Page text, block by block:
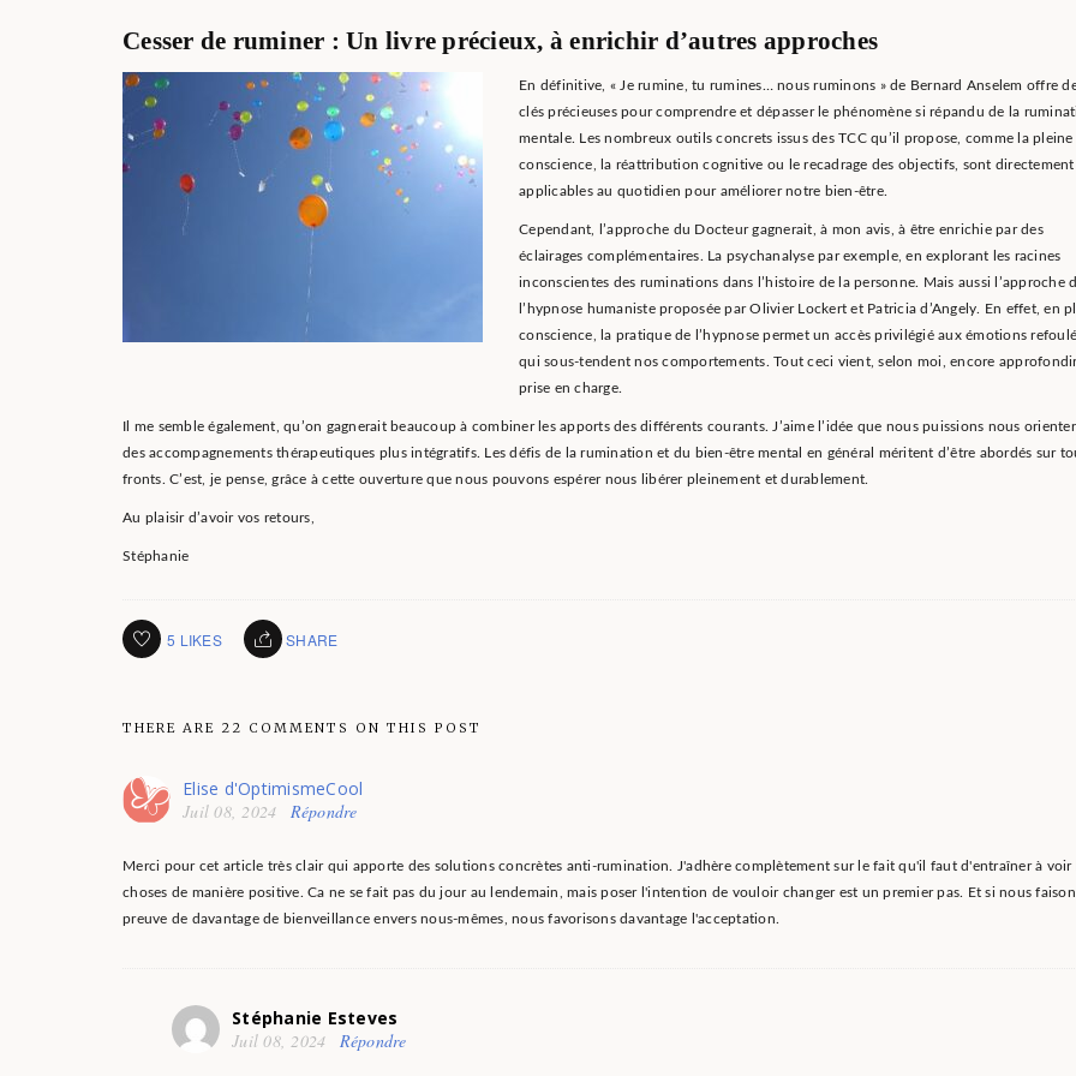
Cesser de ruminer : Un livre précieux, à enrichir d’autres approches
En définitive, « Je rumine, tu rumines… nous ruminons » de Bernard Anselem offre
clés précieuses pour comprendre et dépasser le phénomène si répandu de la
mentale. Les nombreux outils concrets issus des TCC qu’il propose, comme la pleine
conscience, la réattribution cognitive ou le recadrage des objectifs, sont directement
applicables au quotidien pour améliorer notre bien-être.
Cependant, l’approche du Docteur gagnerait, à mon avis, à être enrichie par des
éclairages complémentaires. La psychanalyse par exemple, en explorant les racines
inconscientes des ruminations dans l’histoire de la personne. Mais aussi l’approche
l’hypnose humaniste proposée par Olivier Lockert et Patricia d’Angely. En effet, en
conscience, la pratique de l’hypnose permet un accès privilégié aux émotions
qui sous-tendent nos comportements. Tout ceci vient, selon moi, encore
prise en charge.
Il me semble également, qu’on gagnerait beaucoup à combiner les apports des différents courants. J’aime l’idée que nous puissions nous
des accompagnements thérapeutiques plus intégratifs. Les défis de la rumination et du bien-être mental en général méritent d’être abordés sur
fronts. C’est, je pense, grâce à cette ouverture que nous pouvons espérer nous libérer pleinement et durablement.
Au plaisir d’avoir vos retours,
Stéphanie
5 LIKES SHARE
THERE ARE 22 COMMENTS ON THIS POST
Elise d'OptimismeCool
Juil 08, 2024
Répondre
Merci pour cet article très clair qui apporte des solutions concrètes anti-rumination. J'adhère complètement sur le fait qu'il faut d'entraîner à voir
choses de manière positive. Ca ne se fait pas du jour au lendemain, mais poser l'intention de vouloir changer est un premier pas. Et si nous
preuve de davantage de bienveillance envers nous-mêmes, nous favorisons davantage l'acceptation.
Stéphanie Esteves
Juil 08, 2024
Répondre